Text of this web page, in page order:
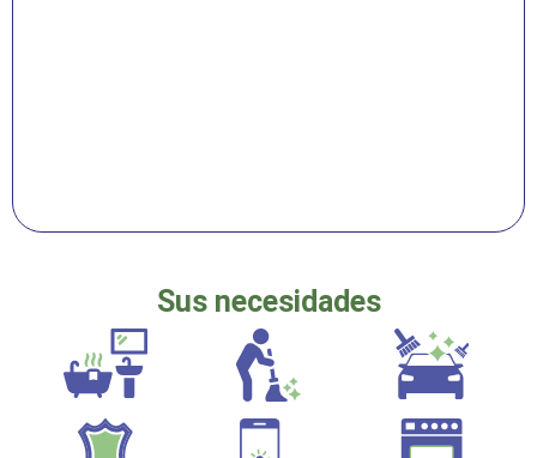
Sus necesidades